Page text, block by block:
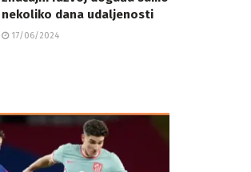
nekoliko dana udaljenosti
17/06/2024